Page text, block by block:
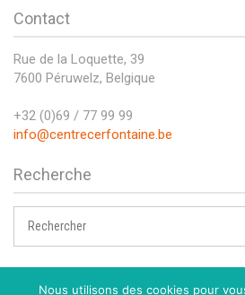
Contact
Rue de la Loquette, 39
7600 Péruwelz, Belgique
+32 (0)69 / 77 99 99
info@centrecerfontaine.be
Recherche
Nous utilisons des cookies pour